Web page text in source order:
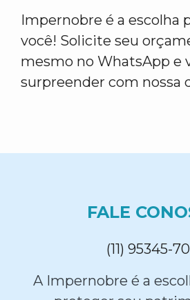
Impernobre é a escolha
você! Solicite seu
mesmo no WhatsApp e
surpreender com nossa
FALE
(11) 95345-
A Impernobre é a